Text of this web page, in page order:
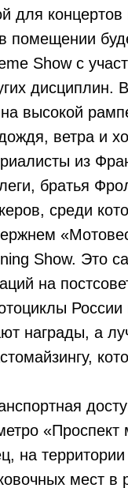
для концертов
Show с
дисциплин.
высокой
ветра и
из
братья
среди
Show. Это
на
России
награды, а
«Проспект
на
мест в